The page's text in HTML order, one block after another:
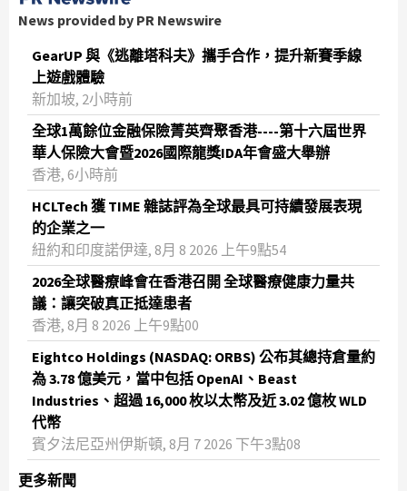
News provided by PR Newswire
GearUP 與《逃離塔科夫》攜手合作，提升新賽季線
上遊戲體驗
新加坡, 2小時前
全球1萬餘位金融保險菁英齊聚香港----第十六屆世界
華人保險大會暨2026國際龍獎IDA年會盛大舉辦
香港, 6小時前
HCLTech 獲 TIME 雜誌評為全球最具可持續發展表現
的企業之一
紐約和印度諾伊達, 8月 8 2026 上午9點54
2026全球醫療峰會在香港召開 全球醫療健康力量共
議：讓突破真正抵達患者
香港, 8月 8 2026 上午9點00
Eightco Holdings (NASDAQ: ORBS) 公布其總持倉量約
為 3.78 億美元，當中包括 OpenAI、Beast
Industries、超過 16,000 枚以太幣及近 3.02 億枚 WLD
代幣
賓夕法尼亞州伊斯頓, 8月 7 2026 下午3點08
更多新聞